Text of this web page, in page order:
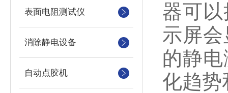
表面电阻测试仪
消除静电设备
自动点胶机
器可
示屏
的静
化趋势